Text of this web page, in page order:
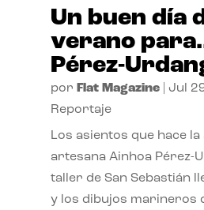
Un buen día
verano
Pérez-
por Flat Magazine| Jul
Reportaje
Los asientos que hace
artesana Ainhoa Pérez-
taller de San Sebastián
y los dibujos marineros